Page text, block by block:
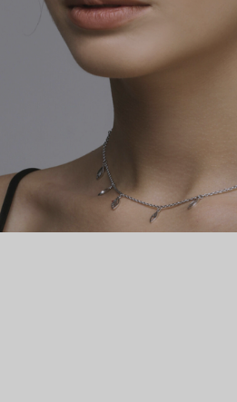
каждая деталь прорезается
металла, постепенно обретая свои